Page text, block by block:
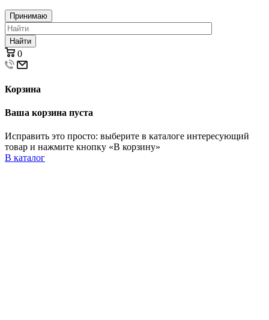
Принимаю
Найти
0
Корзина
Ваша корзина пуста
Исправить это просто: выберите в каталоге интересующий
товар и нажмите кнопку «В корзину»
В каталог